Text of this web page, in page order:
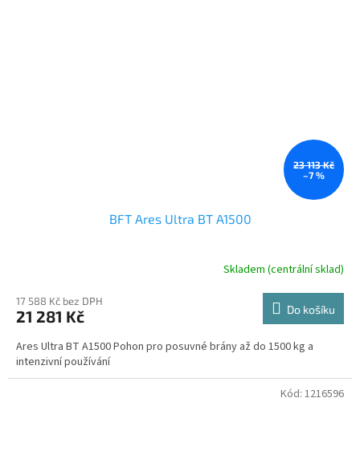
23 113 Kč
–7 %
BFT Ares Ultra BT A1500
Skladem (centrální sklad)
17 588 Kč bez DPH
21 281 Kč Do košíku
Ares Ultra BT A1500 Pohon pro posuvné brány až do 1500 kg a
intenzivní používání
Kód: 1216596